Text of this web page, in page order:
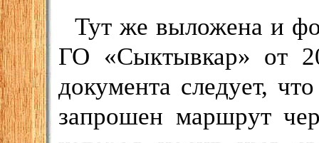
Тут же выложена и
ГО «Сыктывкар» от
документа следует,
запрошен маршрут